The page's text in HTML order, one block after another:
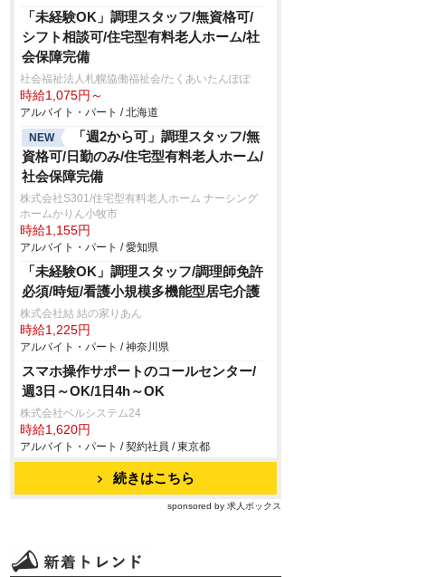
「未経験OK」調理スタッフ/無資格可/
シフト相談可/住宅型有料老人ホーム/社
会保障完備
社会福祉法人札幌協働福祉会/たくあいたんぽぽ
時給1,075円～
アルバイト・パート / 北海道
NEW
「週2から可」調理スタッフ/無
資格可/日勤のみ/住宅型有料老人ホーム/
社会保障完備
株式会社S301/住宅型有料老人ホーム ナーシング
ホームかりん小牧市
時給1,155円
アルバイト・パート / 愛知県
「未経験OK」調理スタッフ/調理師免許
必須/時短/看護小規模多機能型居宅介護
株式会社結 結の家りあん
時給1,225円
アルバイト・パート / 神奈川県
スマホ操作サポートのコールセンター/
週3日～OK/1日4h～OK
株式会社ベルシステム24
時給1,620円
アルバイト・パート / 契約社員 / 東京都
続きはこちら
sponsored by 求人ボックス